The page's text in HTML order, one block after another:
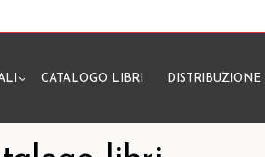
CATALOGO LIBRI DISTRIBUZIONE